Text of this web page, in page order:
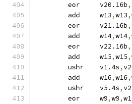
	eor	v20.16b
,
	add	w13
,w13,
	eor	v21.16b
,
	add	w14
,w14,
	eor	v22.16b
,
	add	w15
,w15,
	ushr	v1.4s
,
	add	w16
,w16,
	ushr	v5.4s
,
	eor	w9
,w9,